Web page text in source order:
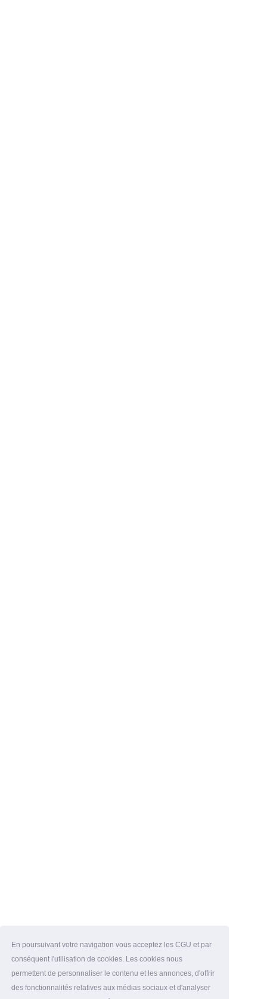
En poursuivant votre navigation vous acceptez les CGU et par
conséquent l'utilisation de cookies. Les cookies nous
permettent de personnaliser le contenu et les annonces, d'offrir
des fonctionnalités relatives aux médias sociaux et d'analyser